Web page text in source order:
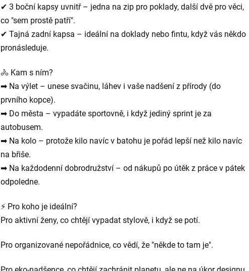
✔ 3 boční kapsy uvnitř – jedna na zip pro poklady, další dvě pro věci,
co "sem prostě patří".
✔ Tajná zadní kapsa – ideální na doklady nebo fintu, když vás někdo
pronásleduje.
🚴 Kam s ním?
➡ Na výlet – unese svačinu, láhev i vaše nadšení z přírody (do
prvního kopce).
➡ Do města – vypadáte sportovně, i když jediný sprint je za
autobusem.
➡ Na kolo – protože kilo navíc v batohu je pořád lepší než kilo navíc
na břiše.
➡ Na každodenní dobrodružství – od nákupů po útěk z práce v pátek
odpoledne.
⚡ Pro koho je ideální?
Pro aktivní ženy, co chtějí vypadat stylově, i když se potí.
Pro organizované nepořádnice, co vědí, že "někde to tam je".